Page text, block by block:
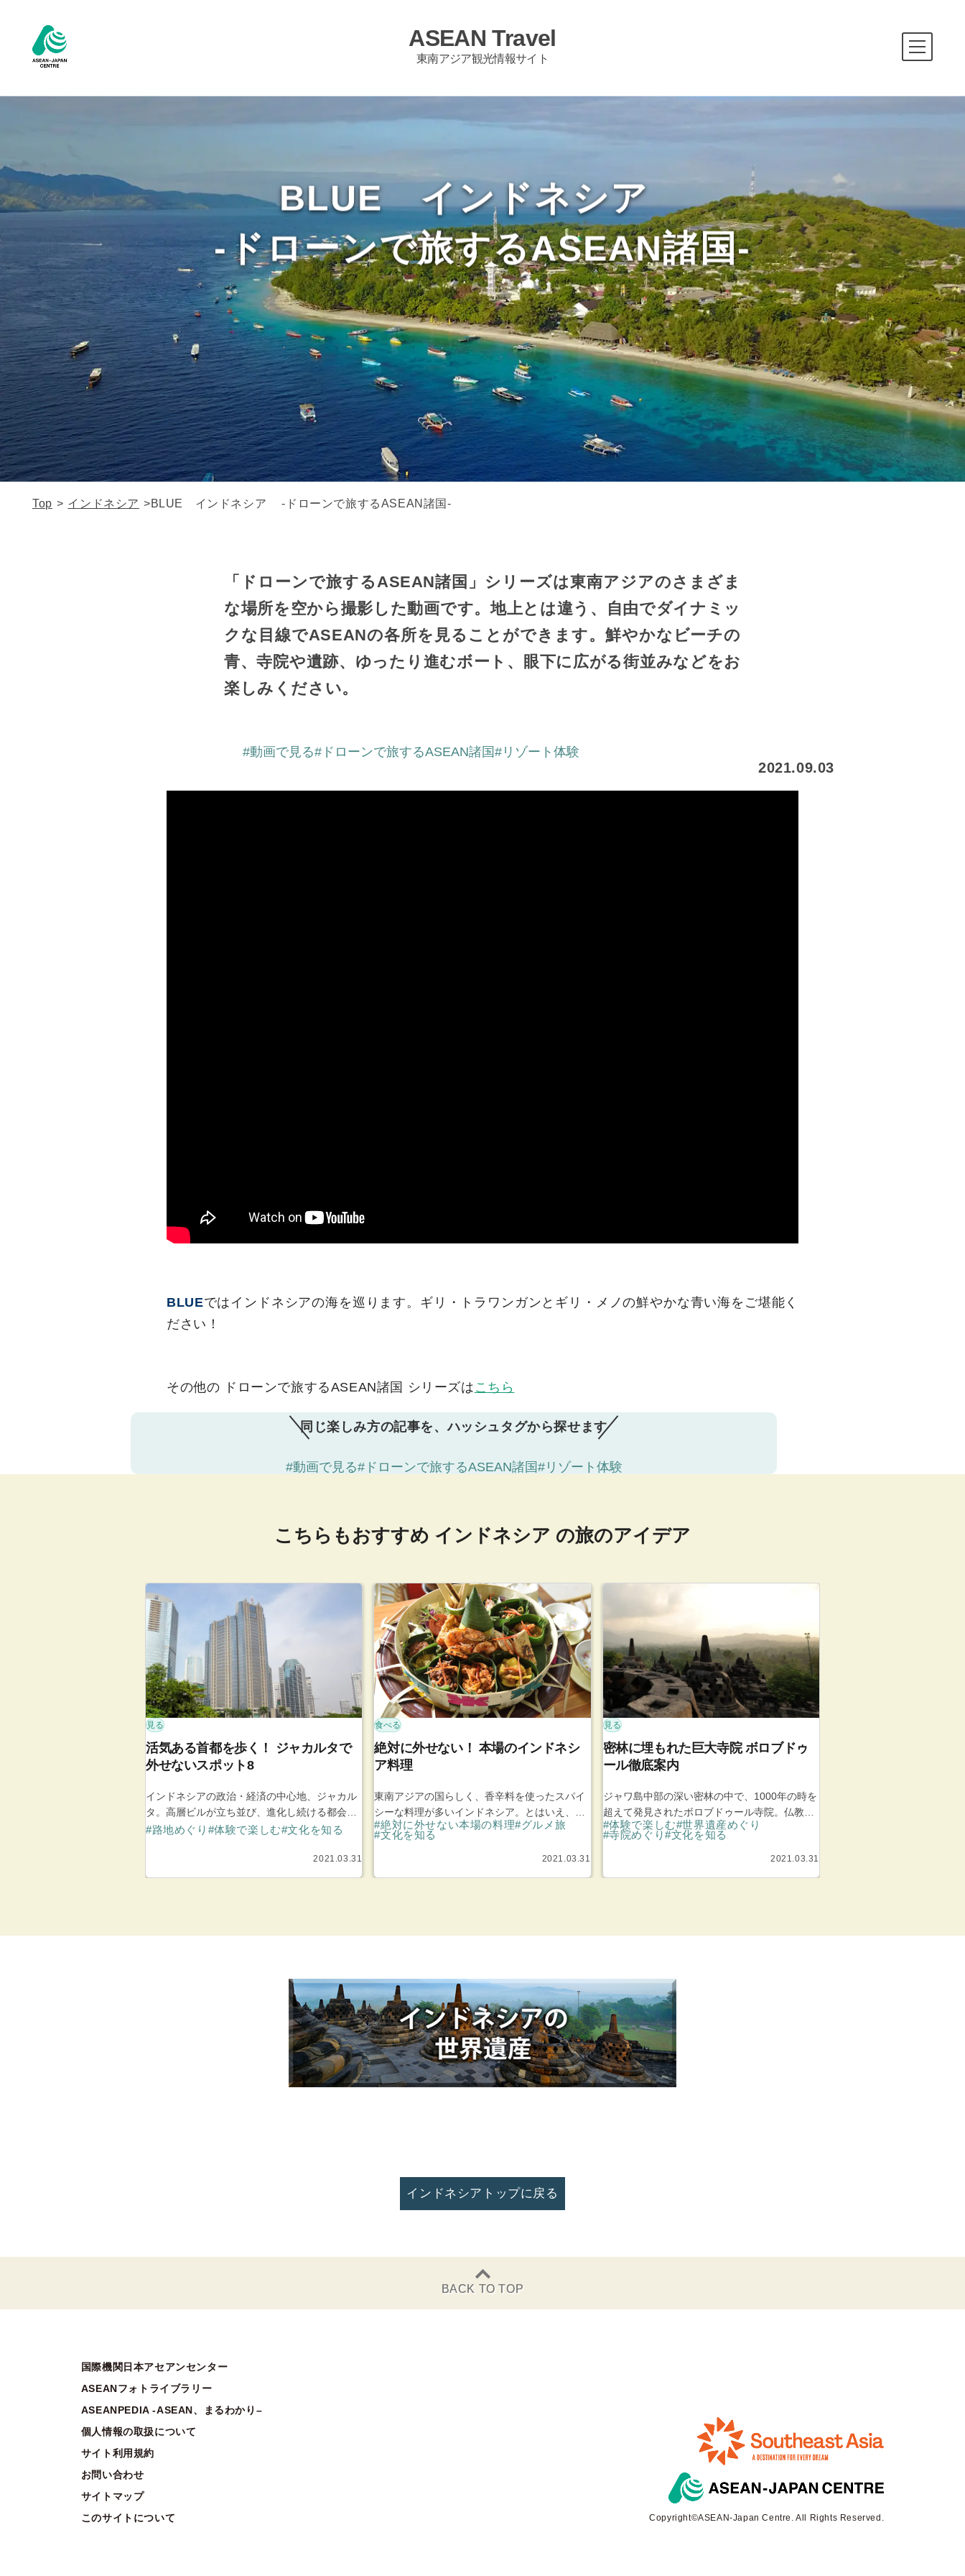
ASEAN Travel
東南アジア観光情報サイト
BLUE インドネシア
-ドローンで旅するASEAN諸国-
Top > インドネシア >BLUE インドネシア -ドローンで旅するASEAN諸国-
「ドローンで旅するASEAN諸国」シリーズは東南アジアのさまざま
な場所を空から撮影した動画です。地上とは違う、自由でダイナミッ
クな目線でASEANの各所を見ることができます。鮮やかなビーチの
青、寺院や遺跡、ゆったり進むボート、眼下に広がる街並みなどをお
楽しみください。
#動画で見る#ドローンで旅するASEAN諸国#リゾート体験
2021.09.03
BLUEではインドネシアの海を巡ります。ギリ・トラワンガンとギリ・メノの鮮やかな青い海をご堪能く
ださい！
その他の ドローンで旅するASEAN諸国 シリーズは こちら
同じ楽しみ方の記事を、ハッシュタグから探せます
#動画で見る#ドローンで旅するASEAN諸国#リゾート体験
こちらもおすすめ インドネシア の旅のアイデア
見る
活気ある首都を歩く！ ジャカルタで
外せないスポット8
インドネシアの政治・経済の中心地、ジャカル
タ。高層ビルが立ち並び、進化し続ける都会的
な一面がありながら、オランダ統治時代の建物
も。そんな多彩な表情をもつジャカルタで訪れ
たいおすすめスポットを紹介します。
#路地めぐり #体験で楽しむ#文化を知る
2021.03.31
食べる
絶対に外せない！ 本場のインドネシ
ア料理
東南アジアの国らしく、香辛料を使ったスパイ
シーな料理が多いインドネシア。とはいえ、国
土が広いだけに島や地域ごとに伝統料理があ
り、特徴もさまざまです。また、イスラム教徒
が多い国なので、全般的に豚肉はあまり使用さ
れません。 ここでは全国的に食べることができ
#絶対に外せない本場の料理#グルメ旅
#文化を知る
2021.03.31
見る
密林に埋もれた巨大寺院 ボロブドゥ
ール徹底案内
ジャワ島中部の深い密林の中で、1000年の時を
超えて発見されたボロブドゥール寺院。仏教の
世界観を体現した壮大なスケールの石造建築
は、多くの謎を秘めつつ、かつてこの地に花開
いた高度な文明の存在を静かに伝えています。
世界遺産に指定され、ジャワを代表する観光地
#体験で楽しむ#世界遺産めぐり
#寺院めぐり#文化を知る
2021.03.31
インドネシアトップに戻る
BACK TO TOP
国際機関日本アセアンセンター
ASEANフォトライブラリー
ASEANPEDIA -ASEAN、まるわかり–
個人情報の取扱について
サイト利用規約
お問い合わせ
サイトマップ
このサイトについて
Copyright©ASEAN-Japan Centre. All Rights Reserved.